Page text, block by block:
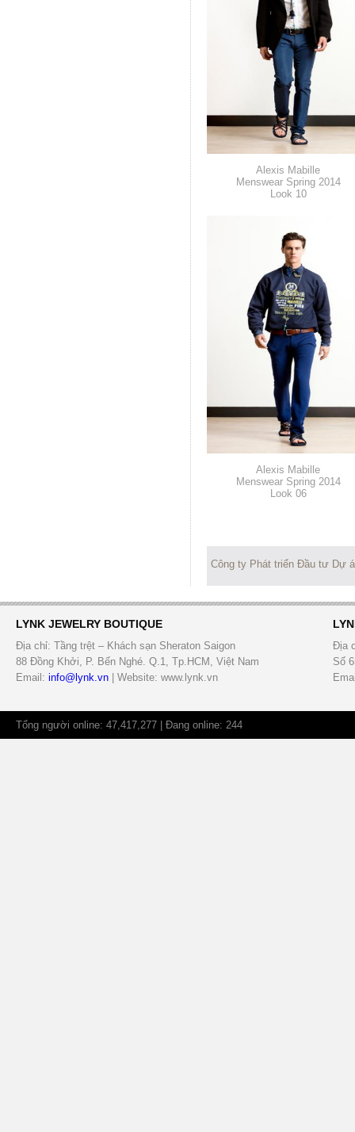
Alexis Mabille
Menswear Spring 2014
Look 10
Alexis Mabille
Menswear Spring 2014
Look 06
Công ty Phát triển Đầu tư Dự
LYNK JEWELRY BOUTIQUE
Địa chỉ: Tầng trệt – Khách sạn Sheraton Saigon
88 Đồng Khởi, P. Bến Nghé. Q.1, Tp.HCM, Việt Nam
Email: info@lynk.vn | Website: www.lynk.vn
Địa
Số
Tổng người online: 47,417,277 | Đang online: 244